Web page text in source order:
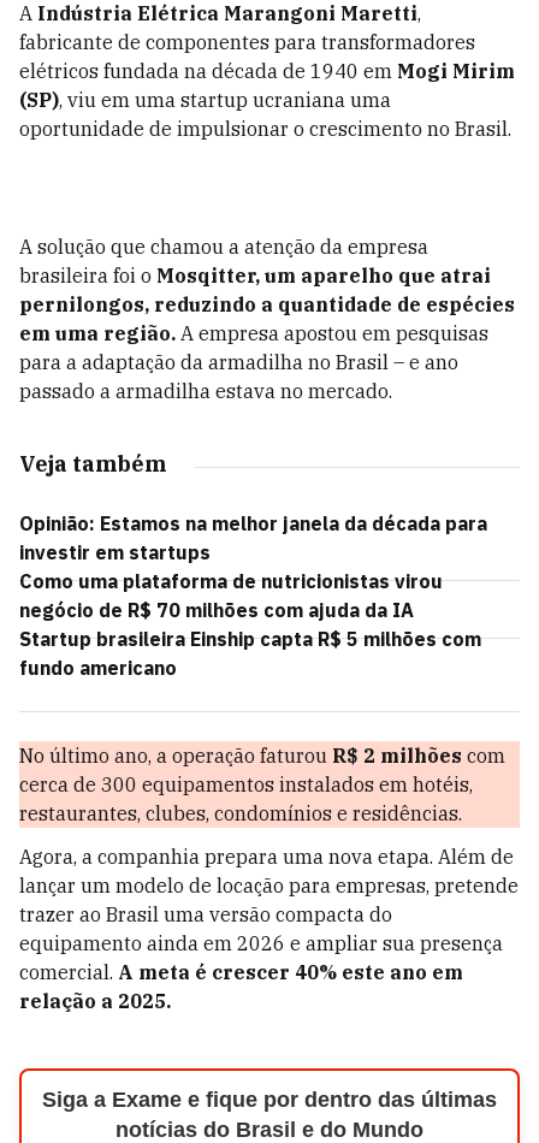
A Indústria Elétrica Marangoni Maretti,
fabricante de componentes para transformadores
elétricos fundada na década de 1940 em Mogi Mirim
(SP), viu em uma startup ucraniana uma
oportunidade de impulsionar o crescimento no Brasil.
A solução que chamou a atenção da empresa
brasileira foi o Mosqitter, um aparelho que atrai
pernilongos, reduzindo a quantidade de espécies
em uma região. A empresa apostou em pesquisas
para a adaptação da armadilha no Brasil – e ano
passado a armadilha estava no mercado.
Veja também
Opinião: Estamos na melhor janela da década para
investir em startups
Como uma plataforma de nutricionistas virou
negócio de R$ 70 milhões com ajuda da IA
Startup brasileira Einship capta R$ 5 milhões com
fundo americano
No último ano, a operação faturou R$ 2 milhões com
cerca de 300 equipamentos instalados em hotéis,
restaurantes, clubes, condomínios e residências.
Agora, a companhia prepara uma nova etapa. Além de
lançar um modelo de locação para empresas, pretende
trazer ao Brasil uma versão compacta do
equipamento ainda em 2026 e ampliar sua presença
comercial. A meta é crescer 40% este ano em
relação a 2025.
Siga a Exame e fique por dentro das últimas
notícias do Brasil e do Mundo